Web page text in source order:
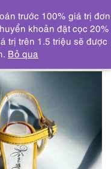
DANH MỤC
nữ Size 35-GINZA
mới
trước 100% giá trị đơn
khoản đặt cọc 20%
trị trên 1.5 triệu sẽ được
Bỏ qua